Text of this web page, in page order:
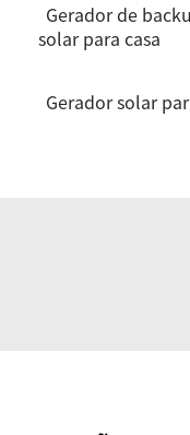
Gerador de
solar para casa
Gerador solar